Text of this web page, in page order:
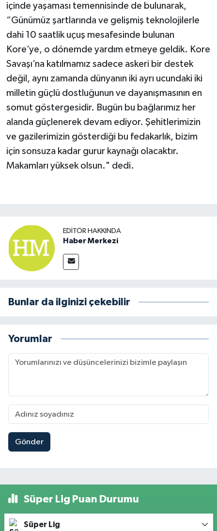
içinde yaşaması temennisinde de bulunarak,
“Günümüz şartlarında ve gelişmiş teknolojilerle
dahi 10 saatlik uçuş mesafesinde bulunan
Kore’ye, o dönemde yardım etmeye geldik. Kore
Savaşı’na katılmamız sadece askeri bir destek
değil, aynı zamanda dünyanın iki ayrı ucundaki iki
milletin güçlü dostluğunun ve dayanışmasının en
somut göstergesidir. Bugün bu bağlarımız her
alanda güçlenerek devam ediyor. Şehitlerimizin
ve gazilerimizin gösterdiği bu fedakarlık, bizim
için sonsuza kadar gurur kaynağı olacaktır.
Makamları yüksek olsun." dedi.
EDITÖR HAKKINDA
Haber Merkezi
Bunlar da ilginizi çekebilir
Yorumlar
Gönder
Süper Lig Puan Durumu
Süper Lig